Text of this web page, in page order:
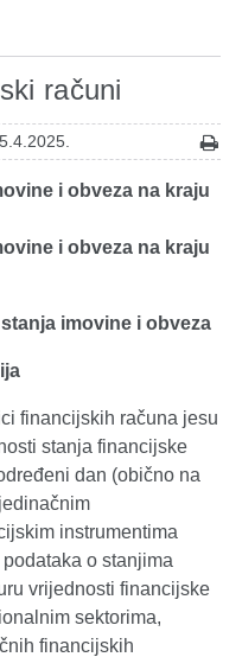
računi
i obveza na kraju
i obveza na kraju
imovine i obveza
financijskih računa jesu
stanja financijske
dan (obično na
instrumentima
o stanjima
vrijednosti financijske
sektorima,
financijskih